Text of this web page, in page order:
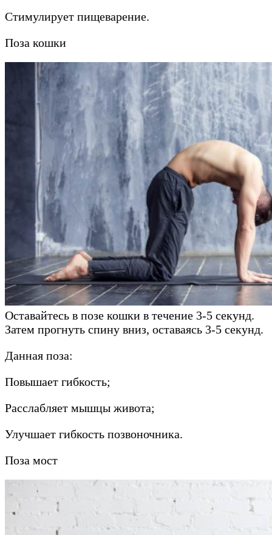
Стимулирует пищеварение.
Поза кошки
Оставайтесь в позе кошки в течение 3-5 секунд.
Затем прогнуть спину вниз, оставаясь 3-5 секунд.
Данная поза:
Повышает гибкость;
Расслабляет мышцы живота;
Улучшает гибкость позвоночника.
Поза мост